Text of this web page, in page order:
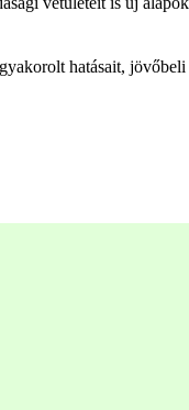
hatásait,